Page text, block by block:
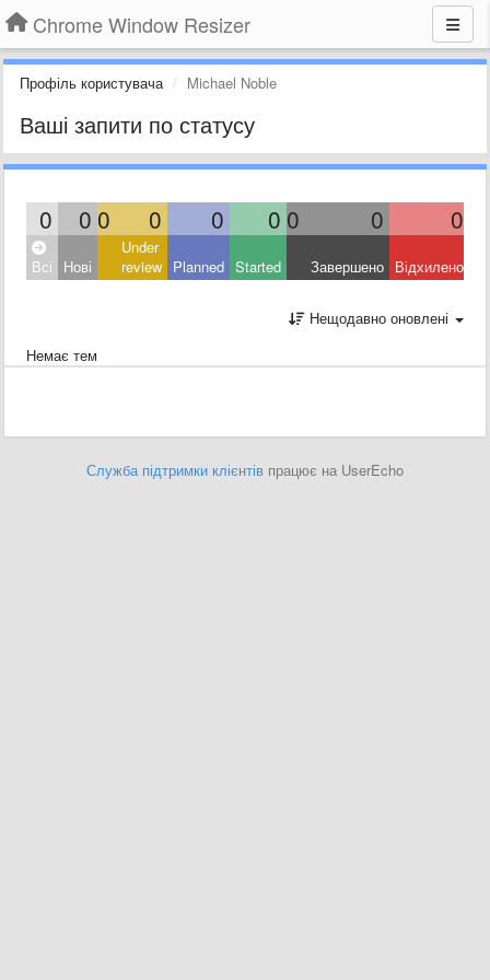
Chrome Window Resizer
Профіль користувача Michael Noble
Ваші запити по статусу
0 0 0 0 0 0 0 0 0
Всі Нові
Under
review Planned Started Завершено Відхилено
Нещодавно оновлені
Немає тем
Служба підтримки клієнтів працює на UserEcho